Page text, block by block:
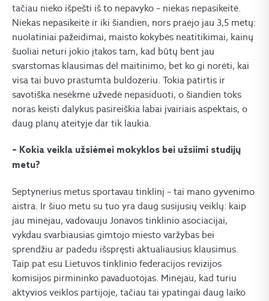
tačiau nieko išpešti iš to nepavyko – niekas nepasikeitė.
Niekas nepasikeitė ir iki šiandien, nors praėjo jau 3,5 metų:
nuolatiniai pažeidimai, maisto kokybės neatitikimai, kainų
šuoliai neturi jokio įtakos tam, kad būtų bent jau
svarstomas klausimas dėl maitinimo, bet ko gi norėti, kai
visa tai buvo prastumta buldozeriu. Tokia patirtis ir
savotiška nesėkmė užvedė nepasiduoti, o šiandien toks
noras keisti dalykus pasireiškia labai įvairiais aspektais, o
daug planų ateityje dar tik laukia.
– Kokia veikla užsiėmei mokyklos bei užsiimi studijų
metu?
Septynerius metus sportavau tinklinį – tai mano gyvenimo
aistra. Ir šiuo metu su tuo yra daug susijusių veiklų: kaip
jau minėjau, vadovauju Jonavos tinklinio asociacijai,
vykdau svarbiausias gimtojo miesto varžybas bei
sprendžiu ar padedu išspręsti aktualiausius klausimus.
Taip pat esu Lietuvos tinklinio federacijos revizijos
komisijos pirmininko pavaduotojas. Minėjau, kad turiu
aktyvios veiklos partijoje, tačiau tai ypatingai daug laiko